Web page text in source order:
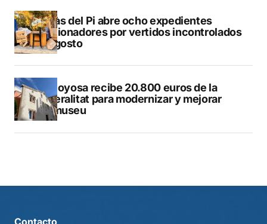
L’Alfàs del Pi abre ocho expedientes
sancionadores por vertidos incontrolados
en agosto
Villajoyosa recibe 20.800 euros de la
Generalitat para modernizar y mejorar
Vilamuseu